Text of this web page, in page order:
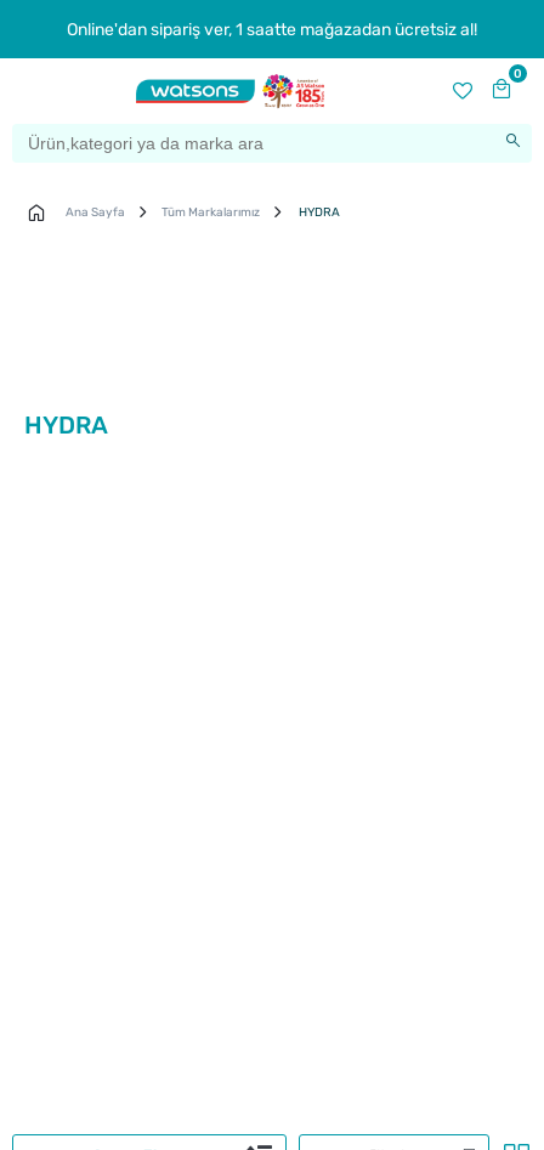
Online'dan sipariş ver, 1 saatte mağazadan ücretsiz al!
0
Ana Sayfa Tüm Markalarımız HYDRA
HYDRA